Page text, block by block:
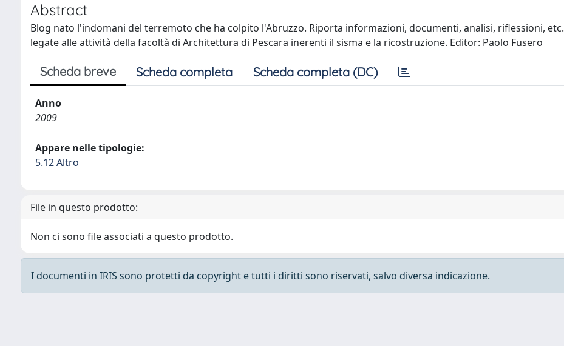
Abstract
Blog nato l'indomani del terremoto che ha colpito l'Abruzzo. Riporta informazioni, documenti, analisi, riflessioni, etc.
legate alle attività della facoltà di Architettura di Pescara inerenti il sisma e la ricostruzione. Editor: Paolo Fusero
Scheda breve Scheda completa Scheda completa (DC)
Anno
2009
Appare nelle tipologie:
5.12 Altro
File in questo prodotto:
Non ci sono file associati a questo prodotto.
I documenti in IRIS sono protetti da copyright e tutti i diritti sono riservati, salvo diversa indicazione.